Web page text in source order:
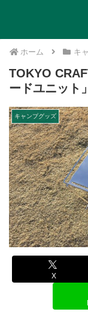
ホーム キ
TOKYO
ードユニット
キャンプグッズ
X